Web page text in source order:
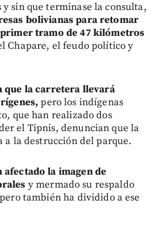
y sin que terminase la consulta,
bolivianas para retomar
tramo de 47 kilómetros
Chapare, el feudo político y
que la carretera llevará
pero los indígenas
que han realizado dos
el Tipnis, denuncian que la
la destrucción del parque.
la imagen de
y mermado su respaldo
también ha dividido a ese